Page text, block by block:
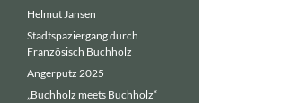
Helmut Jansen
Stadtspaziergang durch
Französisch Buchholz
Angerputz 2025
„Buchholz meets Buchholz“